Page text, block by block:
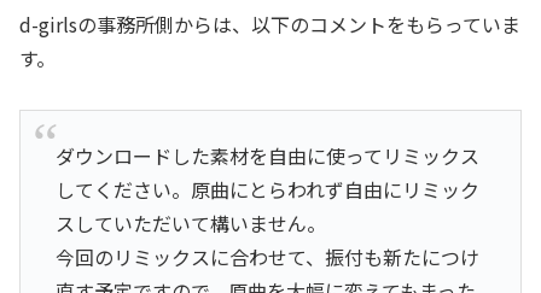
d-girlsの事務所側からは、以下のコメントをもらっていま
す。
ダウンロードした素材を自由に使ってリミックス
してください。原曲にとらわれず自由にリミック
スしていただいて構いません。
今回のリミックスに合わせて、振付も新たにつけ